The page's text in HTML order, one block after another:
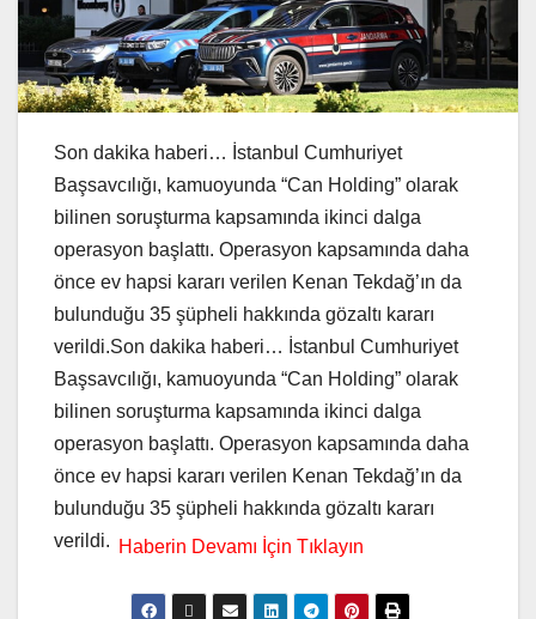
Son dakika haberi… İstanbul Cumhuriyet
Başsavcılığı, kamuoyunda “Can Holding” olarak
bilinen soruşturma kapsamında ikinci dalga
operasyon başlattı. Operasyon kapsamında daha
önce ev hapsi kararı verilen Kenan Tekdağ’ın da
bulunduğu 35 şüpheli hakkında gözaltı kararı
verildi.Son dakika haberi… İstanbul Cumhuriyet
Başsavcılığı, kamuoyunda “Can Holding” olarak
bilinen soruşturma kapsamında ikinci dalga
operasyon başlattı. Operasyon kapsamında daha
önce ev hapsi kararı verilen Kenan Tekdağ’ın da
bulunduğu 35 şüpheli hakkında gözaltı kararı
verildi.